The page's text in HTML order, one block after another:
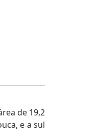
de 19,2
e a sul